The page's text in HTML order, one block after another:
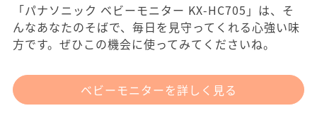
「パナソニック ベビーモニター KX-HC705」は、そ
んなあなたのそばで、毎日を見守ってくれる心強い味
方です。ぜひこの機会に使ってみてくださいね。
ベビーモニターを詳しく見る